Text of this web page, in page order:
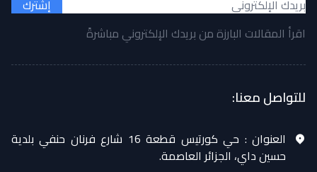
إشترك
اقرأ المقالات البارزة من بريدك الإلكتروني مباشرةً
للتواصل معنا:
العنوان :
حي كورتيس قطعة 16 شارع فرنان حنفي بلدية
حسين داي، الجزائر العاصمة.